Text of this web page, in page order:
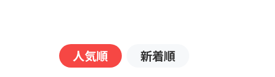
ビジネス・起業
人気順 新着順